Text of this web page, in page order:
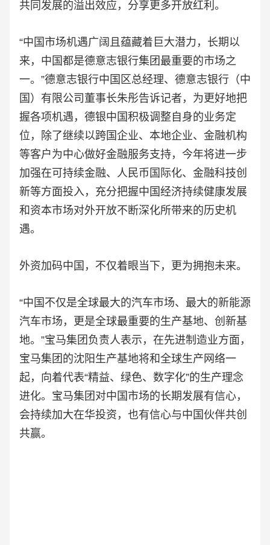
共同发展的溢出效应，分享更多开放红利。
“中国市场机遇广阔且蕴藏着巨大潜力，长期以
来，中国都是德意志银行集团最重要的市场之
一。”德意志银行中国区总经理、德意志银行（中
国）有限公司董事长朱彤告诉记者，为更好地把
握各项机遇，德银中国积极调整自身的业务定
位，除了继续以跨国企业、本地企业、金融机构
等客户为中心做好金融服务支持，今年将进一步
加强在可持续金融、人民币国际化、金融科技创
新等方面投入，充分把握中国经济持续健康发展
和资本市场对外开放不断深化所带来的历史机
遇。
外资加码中国，不仅着眼当下，更为拥抱未来。
“中国不仅是全球最大的汽车市场、最大的新能源
汽车市场，更是全球最重要的生产基地、创新基
地。”宝马集团负责人表示，在先进制造业方面，
宝马集团的沈阳生产基地将和全球生产网络一
起，向着代表“精益、绿色、数字化”的生产理念
进化。宝马集团对中国市场的长期发展有信心，
会持续加大在华投资，也有信心与中国伙伴共创
共赢。